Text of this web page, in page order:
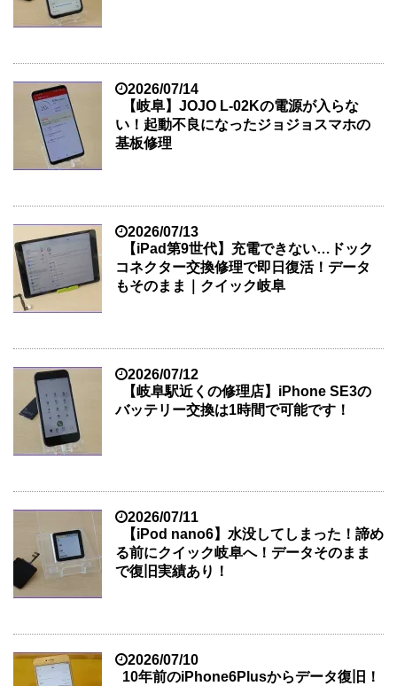
2026/07/14
【岐阜】JOJO L-02Kの電源が入らな
い！起動不良になったジョジョスマホの
基板修理
2026/07/13
【iPad第9世代】充電できない…ドック
コネクター交換修理で即日復活！データ
もそのまま｜クイック岐阜
2026/07/12
【岐阜駅近くの修理店】iPhone SE3の
バッテリー交換は1時間で可能です！
2026/07/11
【iPod nano6】水没してしまった！諦め
る前にクイック岐阜へ！データそのまま
で復旧実績あり！
2026/07/10
10年前のiPhone6Plusからデータ復旧！